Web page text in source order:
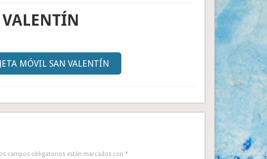
MÓVIL SAN VALENTÍN
campos obligatorios están marcados con*